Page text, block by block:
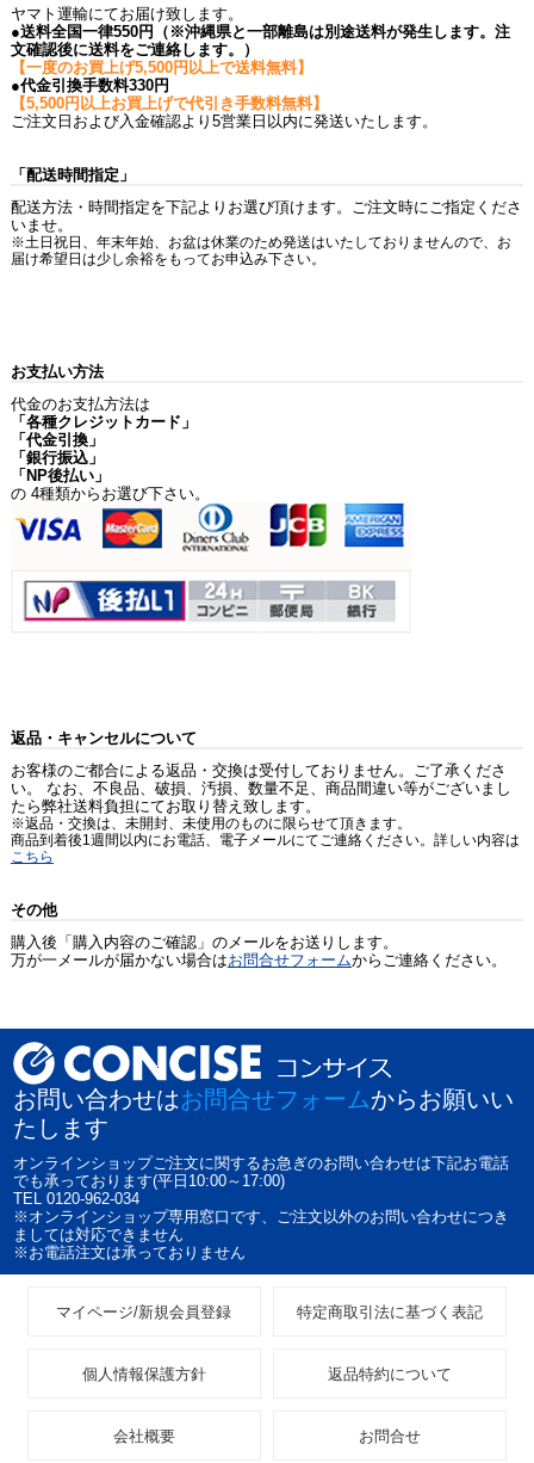
ヤマト運輸にてお届け致します。
●送料全国一律550円（※沖縄県と一部離島は別途送料が発生します。注
文確認後に送料をご連絡します。）
【一度のお買上げ5,500円以上で送料無料】
●代金引換手数料330円
【5,500円以上お買上げで代引き手数料無料】
ご注文日および入金確認より5営業日以内に発送いたします。
「配送時間指定」
配送方法・時間指定を下記よりお選び頂けます。ご注文時にご指定くださ
いませ。
※土日祝日、年末年始、お盆は休業のため発送はいたしておりませんので、お
届け希望日は少し余裕をもってお申込み下さい。
お支払い方法
代金のお支払方法は
「各種クレジットカード」
「代金引換」
「銀行振込」
「NP後払い」
の 4種類からお選び下さい。
返品・キャンセルについて
お客様のご都合による返品・交換は受付しておりません。ご了承くださ
い。 なお、不良品、破損、汚損、数量不足、商品間違い等がございまし
たら弊社送料負担にてお取り替え致します。
※返品・交換は、未開封、未使用のものに限らせて頂きます。
商品到着後1週間以内にお電話、電子メールにてご連絡ください。詳しい内容は
こちら
その他
購入後「購入内容のご確認」のメールをお送りします。
万が一メールが届かない場合はお問合せフォームからご連絡ください。
お問い合わせはお問合せフォームからお願いい
たします
オンラインショップご注文に関するお急ぎのお問い合わせは下記お電話
でも承っております(平日10:00～17:00)
TEL 0120-962-034
※オンラインショップ専用窓口です、ご注文以外のお問い合わせにつき
ましては対応できません
※お電話注文は承っておりません
マイページ/新規会員登録 特定商取引法に基づく表記
個人情報保護方針 返品特約について
会社概要 お問合せ